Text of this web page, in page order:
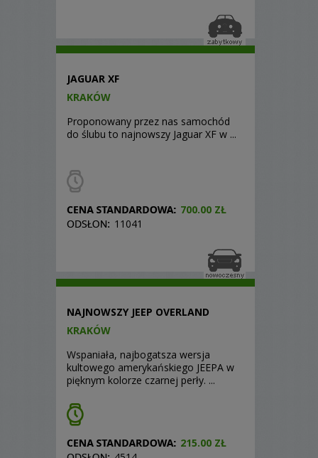
JAGUAR XF
KRAKÓW
Proponowany przez nas samochód
do ślubu to najnowszy Jaguar XF w ...
700.00 ZŁ
11041
NAJNOWSZY JEEP OVERLAND
KRAKÓW
Wspaniała, najbogatsza wersja
kultowego amerykańskiego JEEPA w
pięknym kolorze czarnej perły. ...
215.00 ZŁ